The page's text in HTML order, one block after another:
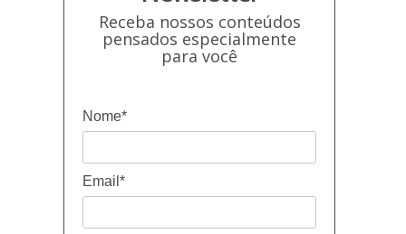
Receba nossos conteúdos
pensados especialmente
para você
Nome*
Email*